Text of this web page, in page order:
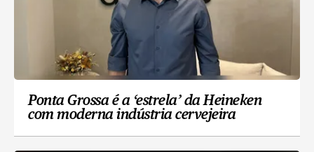
Ponta Grossa é a ‘estrela’ da Heineken
com moderna indústria cervejeira